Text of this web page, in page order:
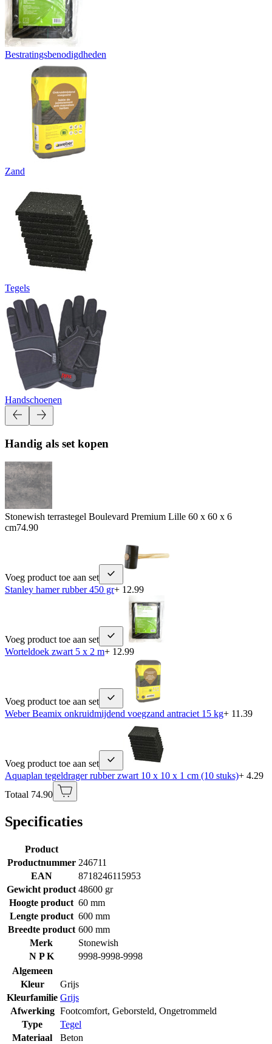
Bestratingsbenodigdheden
Zand
Tegels
Handschoenen
Handig als set kopen
Stonewish terrastegel Boulevard Premium Lille 60 x 60 x 6
cm74.90
Voeg product toe aan set
Stanley hamer rubber 450 gr+ 12.99
Voeg product toe aan set
Worteldoek zwart 5 x 2 m+ 12.99
Voeg product toe aan set
Weber Beamix onkruidmijdend voegzand antraciet 15 kg+ 11.39
Voeg product toe aan set
Aquaplan tegeldrager rubber zwart 10 x 10 x 1 cm (10 stuks)+ 4.29
Totaal 74.90
Specificaties
Product
Productnummer 246711
EAN
8718246115953
Gewicht product 48600 gr
Hoogte product 60 mm
Lengte product 600 mm
Breedte product 600 mm
Merk
Stonewish
N P K
9998-9998-9998
Algemeen
Kleur
Grijs
Kleurfamilie Grijs
Afwerking Footcomfort, Geborsteld, Ongetrommeld
Type
Tegel
Materiaal
Beton